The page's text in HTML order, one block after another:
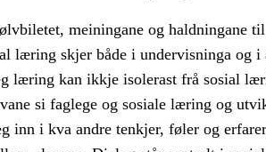
meiningane og haldningane
læring skjer både i undervisninga og
læring kan ikkje isolerast frå sosial
si faglege og sosiale læring og
inn i kva andre tenkjer, føler og